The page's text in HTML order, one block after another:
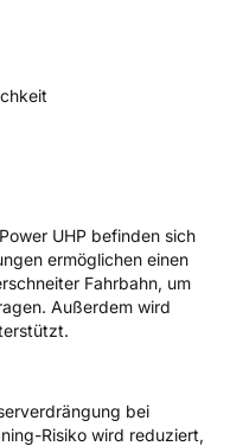
UHP befinden sich
ermöglichen einen
Fahrbahn, um
Außerdem wird
bei
Risiko wird reduziert,